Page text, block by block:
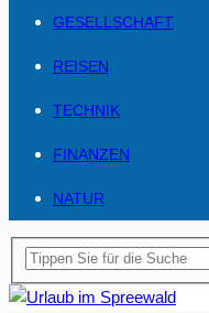
GESELLSCHAFT
REISEN
TECHNIK
FINANZEN
NATUR